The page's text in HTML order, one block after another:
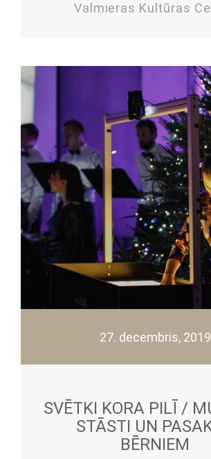
Valmieras Kultūras
27. decembris, 2019
SVĒTKI KORA PILĪ /
STĀSTI UN
BĒRNIEM